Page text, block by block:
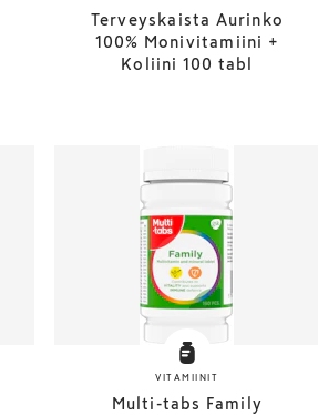
Terveyskaista Aurinko
100% Monivitamiini +
Koliini 100 tabl
VITAMIINIT
Multi-tabs Family